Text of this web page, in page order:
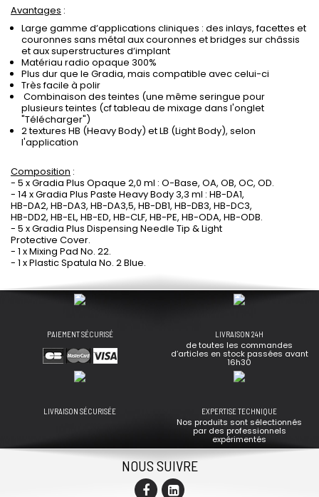
Avantages :
Large gamme dʼapplications cliniques : des inlays, facettes et
couronnes sans métal aux couronnes et bridges sur châssis
et aux superstructures dʼimplant
Matériau radio opaque 300%
Plus dur que le Gradia, mais compatible avec celui-ci
Très facile à polir
Combinaison des teintes (une même seringue pour
plusieurs teintes (cf tableau de mixage dans l'onglet
"Télécharger")
2 textures HB (Heavy Body) et LB (Light Body), selon
l'application
Composition :
- 5 x Gradia Plus Opaque 2,0 ml : O-Base, OA, OB, OC, OD.
- 14 x Gradia Plus Paste Heavy Body 3,3 ml : HB-DA1,
HB-DA2, HB-DA3, HB-DA3,5, HB-DB1, HB-DB3, HB-DC3,
HB-DD2, HB-EL, HB-ED, HB-CLF, HB-PE, HB-ODA, HB-ODB.
- 5 x Gradia Plus Dispensing Needle Tip & Light
Protective Cover.
- 1 x Mixing Pad No. 22.
- 1 x Plastic Spatula No. 2 Blue.
PAIEMENT SÉCURISÉ LIVRAISON 24H
de toutes les commandes
d’articles en stock passées avant
16h30
LIVRAISON SÉCURISÉE EXPERTISE TECHNIQUE
Nos produits sont sélectionnés
par des professionnels
expérimentés
NOUS SUIVRE